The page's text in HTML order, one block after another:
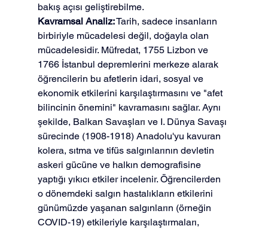
bakış açısı geliştirebilme.
Kavramsal Analiz: Tarih, sadece insanların
birbiriyle mücadelesi değil, doğayla olan
mücadelesidir. Müfredat, 1755 Lizbon ve
1766 İstanbul depremlerini merkeze alarak
öğrencilerin bu afetlerin idari, sosyal ve
ekonomik etkilerini karşılaştırmasını ve "afet
bilincinin önemini" kavramasını sağlar. Aynı
şekilde, Balkan Savaşları ve I. Dünya Savaşı
sürecinde (1908-1918) Anadolu'yu kavuran
kolera, sıtma ve tifüs salgınlarının devletin
askeri gücüne ve halkın demografisine
yaptığı yıkıcı etkiler incelenir. Öğrencilerden
o dönemdeki salgın hastalıkların etkilerini
günümüzde yaşanan salgınların (örneğin
COVID-19) etkileriyle karşılaştırmaları,